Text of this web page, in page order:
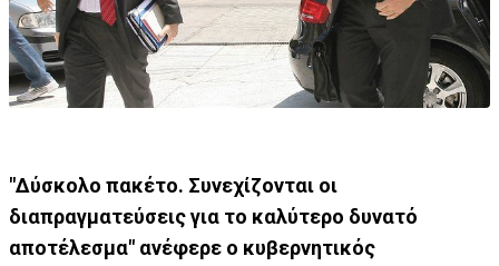
"Δύσκολο πακέτο. Συνεχίζονται οι
διαπραγματεύσεις για το καλύτερο δυνατό
αποτέλεσμα" ανέφερε ο κυβερνητικός